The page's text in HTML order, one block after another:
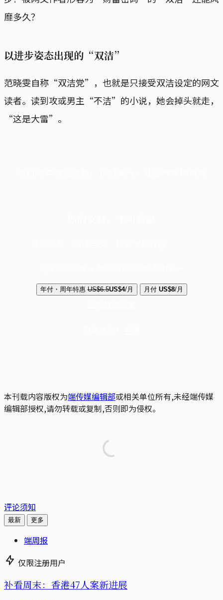
靡多久？
以进步姿态出现的“双洁”
范晓雯自称“双洁党”，也就是只接受双洁设定的网文
读者。读到攻或男主“不洁”的小说，她会掉头就走，
“这是大雷”。
年付・周年特惠 US$6.5US$4/月 月付 US$8/月
本刊载内容版权为端传媒编辑部或相关单位所有,未经端传媒
编辑部授权,请勿转载或复制,否则即为侵权。
评论须知
最新 更多
端周报
仅限注册用户
补看周末：香港47人案新进展